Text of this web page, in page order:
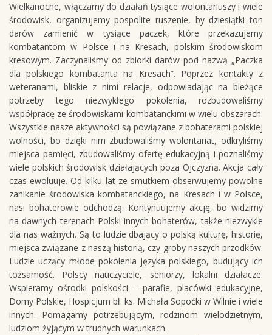
Wielkanocne, włączamy do działań tysiące wolontariuszy i wiele
środowisk, organizujemy pospolite ruszenie, by dziesiątki ton
darów zamienić w tysiące paczek, które przekazujemy
kombatantom w Polsce i na Kresach, polskim środowiskom
kresowym. Zaczynaliśmy od zbiorki darów pod nazwą „Paczka
dla polskiego kombatanta na Kresach”. Poprzez kontakty z
weteranami, bliskie z nimi relacje, odpowiadając na bieżące
potrzeby tego niezwykłego pokolenia, rozbudowaliśmy
współpracę ze środowiskami kombatanckimi w wielu obszarach.
Wszystkie nasze aktywności są powiązane z bohaterami polskiej
wolności, bo dzięki nim zbudowaliśmy wolontariat, odkryliśmy
miejsca pamięci, zbudowaliśmy ofertę edukacyjną i poznaliśmy
wiele polskich środowisk działających poza Ojczyzną. Akcja cały
czas ewoluuje. Od kilku lat ze smutkiem obserwujemy powolne
zanikanie środowiska kombatanckiego, na Kresach i w Polsce,
nasi bohaterowie odchodzą. Kontynuujemy akcję, bo widzimy
na dawnych terenach Polski innych bohaterów, także niezwykle
dla nas ważnych. Są to ludzie dbający o polską kulturę, historię,
miejsca związane z naszą historią, czy groby naszych przodków.
Ludzie uczący młode pokolenia języka polskiego, budujący ich
tożsamość. Polscy nauczyciele, seniorzy, lokalni działacze.
Wspieramy ośrodki polskości – parafie, placówki edukacyjne,
Domy Polskie, Hospicjum bł. ks. Michała Sopoćki w Wilnie i wiele
innych. Pomagamy potrzebującym, rodzinom wielodzietnym,
ludziom żyjącym w trudnych warunkach.